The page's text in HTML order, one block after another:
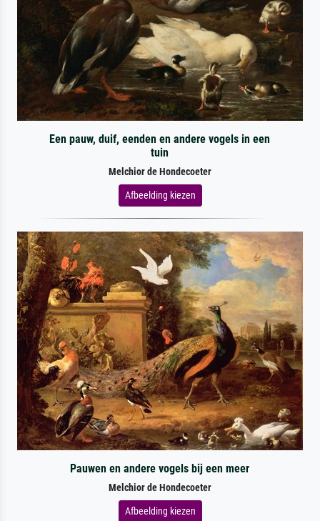
Een pauw, duif, eenden en andere vogels in een
tuin
Melchior de Hondecoeter
Afbeelding kiezen
Pauwen en andere vogels bij een meer
Melchior de Hondecoeter
Afbeelding kiezen